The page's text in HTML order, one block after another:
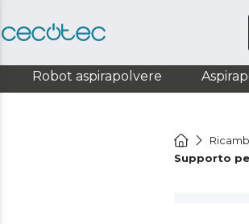
Robot aspirapolvere
Supporto